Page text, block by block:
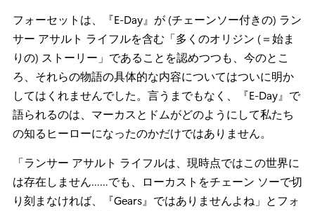
フォーセットは、『E-Day』が (チェーンソー付きの) ラン
サー アサルト ライフルを含む「多くのオリジン (＝始ま
りの) ストーリー」であることを認めつつも、今のとこ
ろ、それらの物語の具体的な内容についてはついに明か
してはくれませんでした。言うまでもなく、『E-Day』で
語られるのは、マーカスとドムがどのようにして私たち
の知るヒーローになったのかだけではありません。
「ランサー アサルト ライフルは、現時点ではこの世界に
は存在しません……でも、ローカストをチェーン ソーで切
り刻まなければ、『Gears』ではありませんよね」とフォ